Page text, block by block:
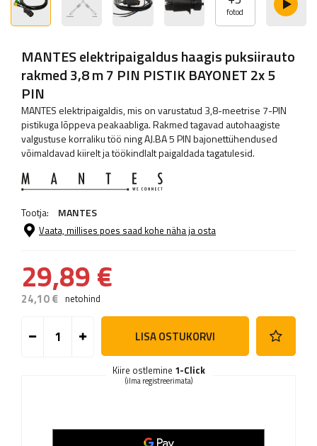
fotod
MANTES elektripaigaldus haagis puksiirauto
rakmed 3,8 m 7 PIN PISTIK BAYONET 2x 5
PIN
MANTES elektripaigaldis, mis on varustatud 3,8-meetrise 7-PIN
pistikuga lõppeva peakaabliga. Rakmed tagavad autohaagiste
valgustuse korraliku töö ning AJ.BA 5 PIN bajonettühendused
võimaldavad kiirelt ja töökindlalt paigaldada tagatulesid.
Tootja: MANTES
Vaata, millises poes saad kohe näha ja osta
29,89 €
24,10 € netohind
LISA OSTUKORVI
Kiire ostlemine 1-Click
(ilma registreerimata)